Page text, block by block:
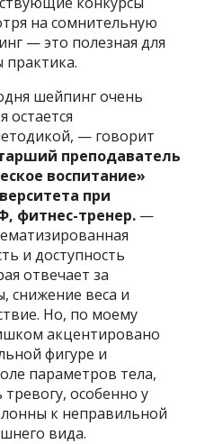
на сомнительную
— это полезная для
практика.
шейпинг очень
остается
— говорит
преподаватель
воспитание»
при
фитнес-тренер. —
и доступность
отвечает за
снижение веса и
Но, по моему
акцентировано
фигуре и
параметров тела,
особенно у
к неправильной
вида.